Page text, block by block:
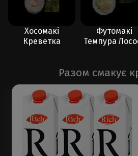
Хосомакі
Креветка
Футомакі
Темпура
Разом смакує